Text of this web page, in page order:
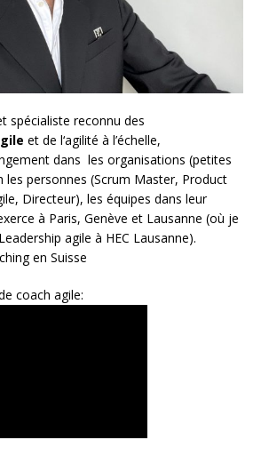
spécialiste reconnu des
et de l‘agilité à l’échelle,
dans les organisations (petites
les personnes (Scrum Master, Product
, Directeur), les équipes dans leur
à Paris, Genève et Lausanne (où je
agile à HEC Lausanne).
en Suisse
coach agile: